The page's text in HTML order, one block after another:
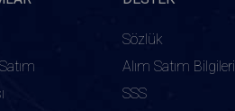
Sözlük
Alım Satım Bilgileri
SSS